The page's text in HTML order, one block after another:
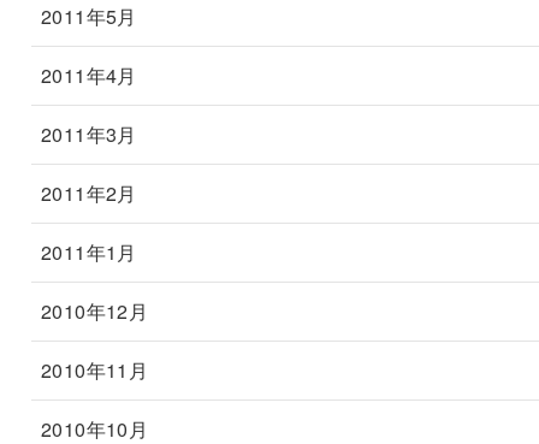
2011年5月
2011年4月
2011年3月
2011年2月
2011年1月
2010年12月
2010年11月
2010年10月